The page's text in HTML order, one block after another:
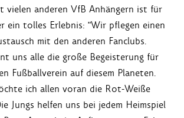
vielen anderen VfB Anhängern ist für
ein tolles Erlebnis: "Wir pflegen einen
mit den anderen Fanclubs.
uns alle die große Begeisterung für
Fußballverein auf diesem Planeten.
ich allen voran die Rot-Weiße
Jungs helfen uns bei jedem Heimspiel